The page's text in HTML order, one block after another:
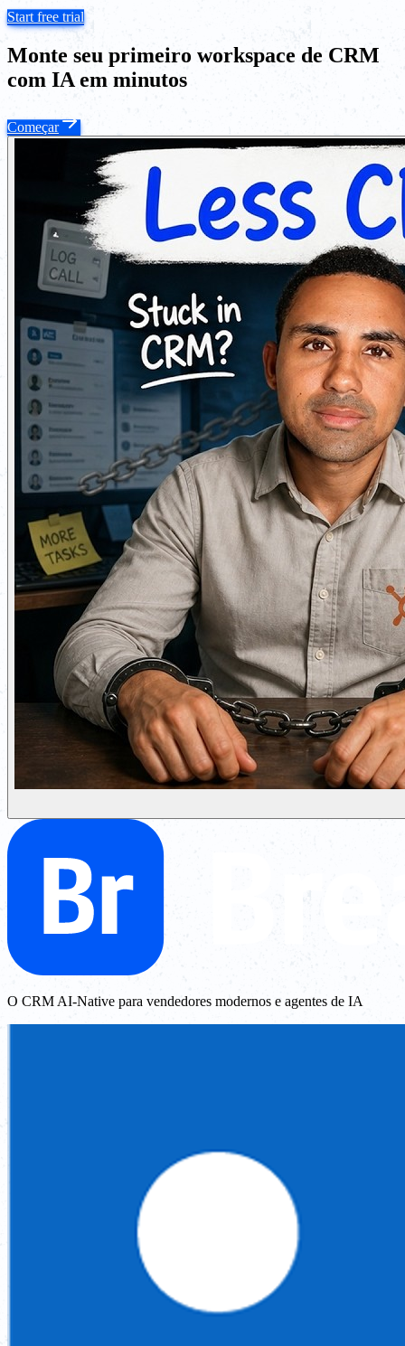
Start free trial
Monte seu primeiro workspace de CRM
com IA em minutos
Começar
O CRM AI-Native para vendedores modernos e agentes de IA